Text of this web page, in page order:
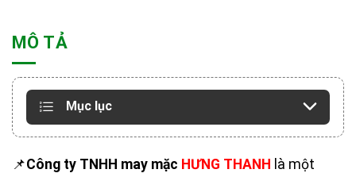
MÔ TẢ
Mục lục
📌Công ty TNHH may mặc HƯNG THANH là một